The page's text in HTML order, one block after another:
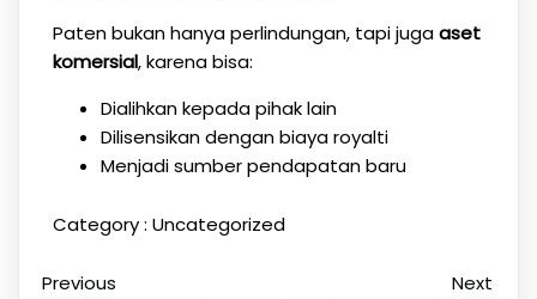
Paten bukan hanya perlindungan, tapi jugaaset
komersial, karena bisa:
Dialihkan kepada pihak lain
Dilisensikan dengan biaya royalti
Menjadi sumber pendapatan baru
Category : Uncategorized
Previous
Next